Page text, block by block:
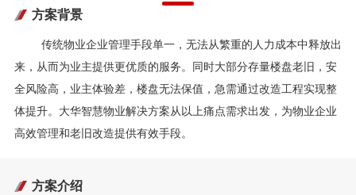
方案背景
传统物业企业管理手段单一，无法从繁重的人力成本中释放出
来，从而为业主提供更优质的服务。同时大部分存量楼盘老旧，安
全风险高，业主体验差，楼盘无法保值，急需通过改造工程实现整
体提升。大华智慧物业解决方案从以上痛点需求出发，为物业企业
高效管理和老旧改造提供有效手段。
方案介绍